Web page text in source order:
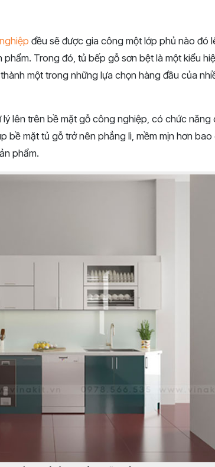
đều sẽ được gia công một lớp phủ nào đó
Trong đó, tủ bếp gỗ sơn bệt là một kiểu
một trong những lựa chọn hàng đầu của
lên trên bề mặt gỗ công nghiệp, có chức năng
bề mặt tủ gỗ trở nên phẳng lì, mềm mịn hơn bao
phẩm.